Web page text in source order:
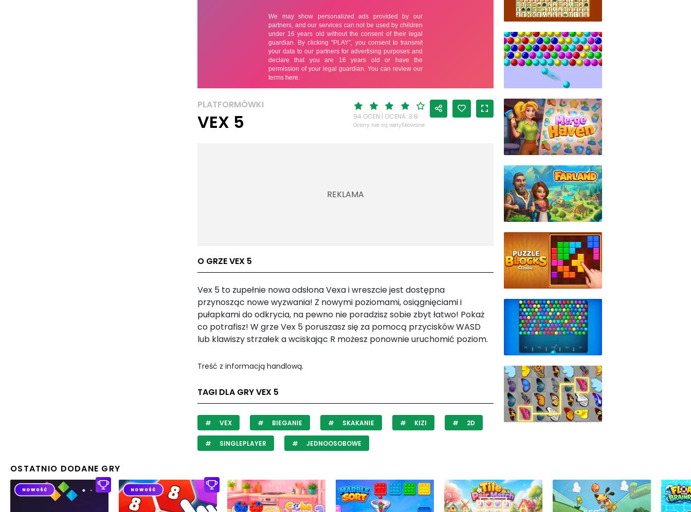
PLATFORMÓWKI
VEX 5 94 OCEN | OCENA: 3.8
Oceny nie są weryfikowane
O GRZE VEX 5
Vex 5 to zupełnie nowa odsłona Vexa i wreszcie jest dostępna
przynosząc nowe wyzwania! Z nowymi poziomami, osiągnięciami i
pułapkami do odkrycia, na pewno nie poradzisz sobie zbyt łatwo! Pokaż
co potrafisz! W grze Vex 5 poruszasz się za pomocą przycisków WASD
lub klawiszy strzałek a wciskając R możesz ponownie uruchomić poziom.
Treść z informacją handlową.
TAGI DLA GRY VEX 5
VEX BIEGANIE SKAKANIE KIZI 2D
SINGLEPLAYER JEDNOOSOBOWE
OSTATNIO DODANE GRY